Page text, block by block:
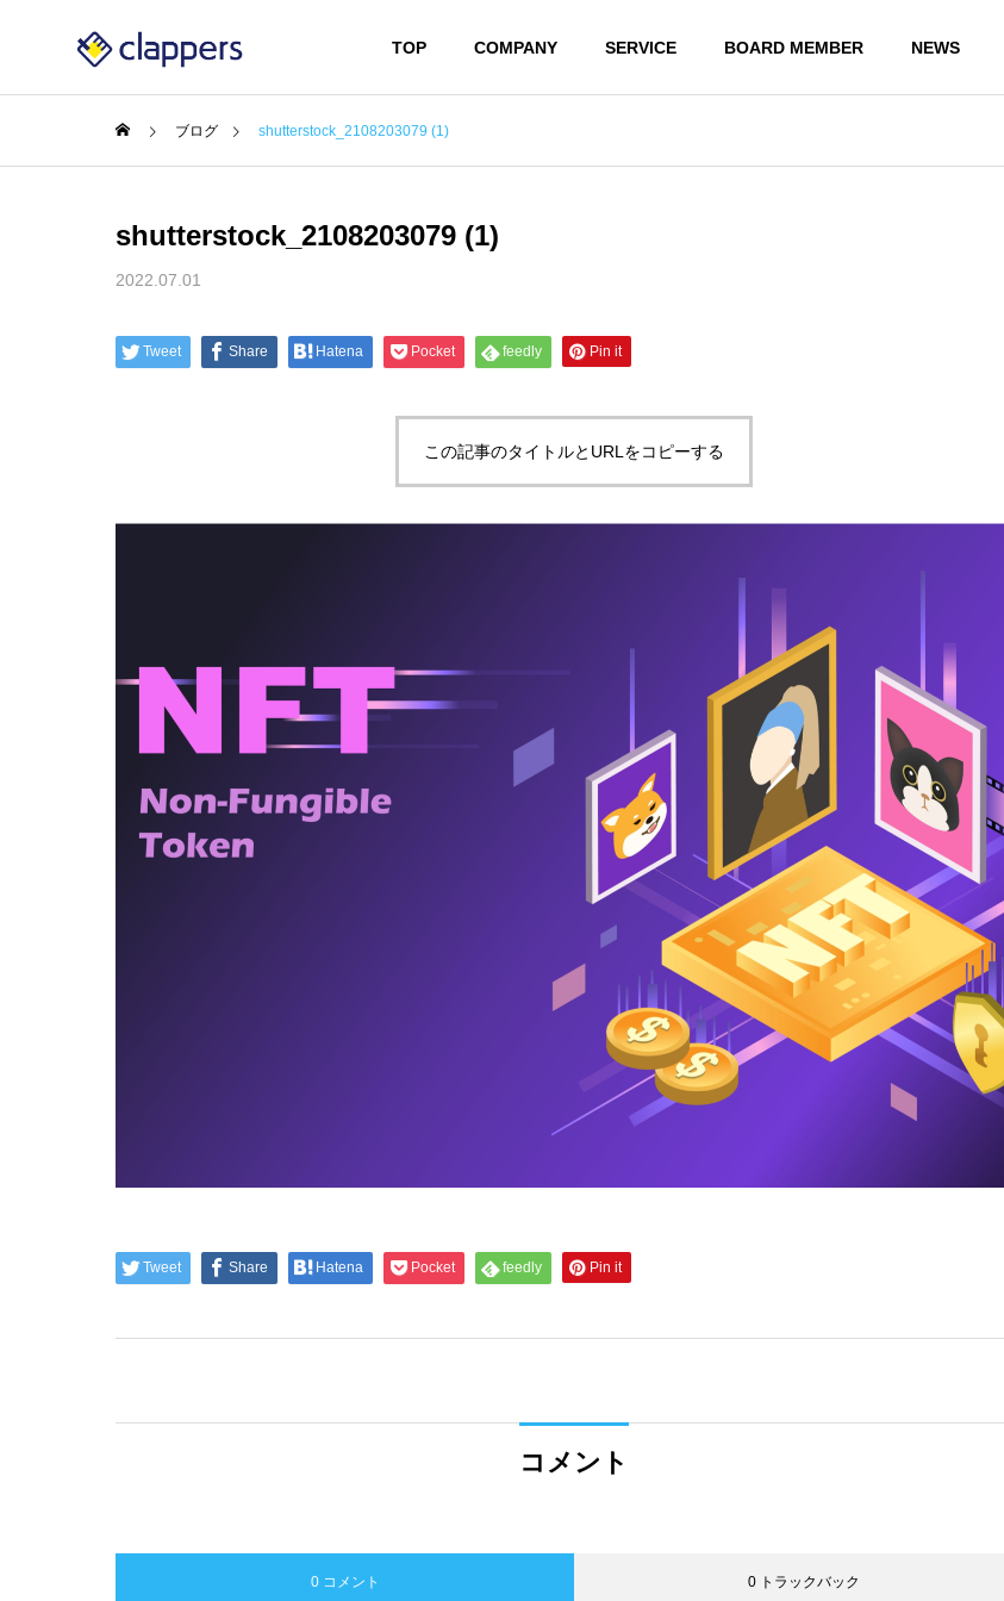
TOP COMPANY SERVICE BOARD MEMBER NEWS
ブログ shutterstock_2108203079 (1)
shutterstock_2108203079 (1)
2022.07.01
Tweet Share Hatena Pocket feedly Pin it
この記事のタイトルとURLをコピーする
Tweet Share Hatena Pocket feedly Pin it
コメント
0 コメント 0 トラックバック